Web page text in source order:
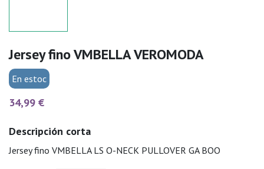
Jersey fino VMBELLA VEROMODA
En estoc
34,99 €
Descripción corta
Jersey fino VMBELLA LS O-NECK PULLOVER GA BOO